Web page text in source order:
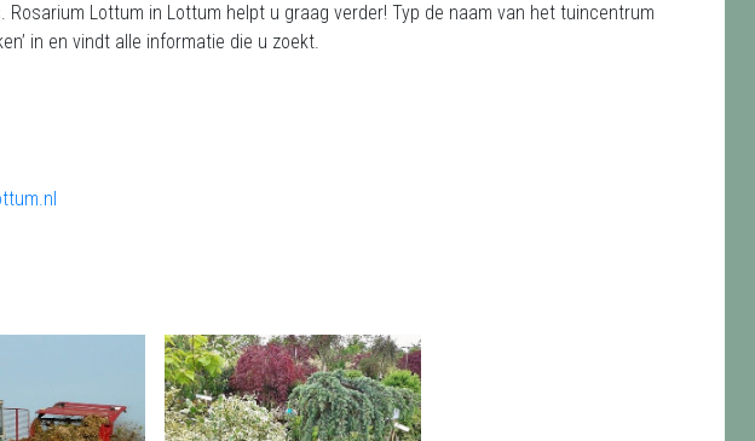
Lottum in Lottum helpt u graag verder! Typ de naam van het tuincentrum
in en vindt alle informatie die u zoekt.